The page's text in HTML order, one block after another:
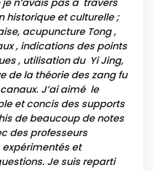
historique et culturelle ;
acupuncture Tong ,
, indications des points
, utilisation du Yi Jing,
de la théorie des zang fu
J’ai aimé le
et concis des supports
de beaucoup de notes
des professeurs
et
Je suis reparti